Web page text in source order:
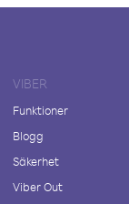
VIBER
Funktioner
Blogg
Säkerhet
Viber Out